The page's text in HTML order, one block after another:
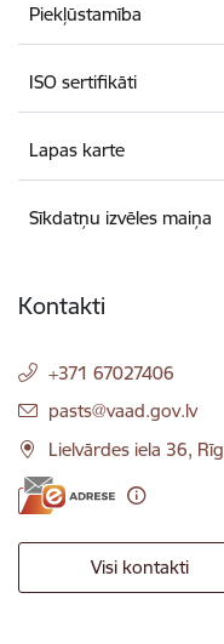
Piekļūstamība
ISO sertifikāti
Lapas karte
Sīkdatņu izvēles maiņa
Kontakti
+371 67027406
E-pasts:
pasts@vaad.gov.lv
Lielvārdes iela 36,
Visi kontakti